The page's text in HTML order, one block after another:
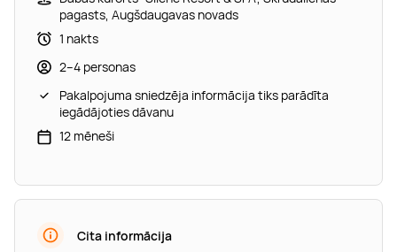
pagasts, Augšdaugavas novads
1 nakts
2–4 personas
Pakalpojuma sniedzēja informācija tiks parādīta
iegādājoties dāvanu
12 mēneši
Cita informācija